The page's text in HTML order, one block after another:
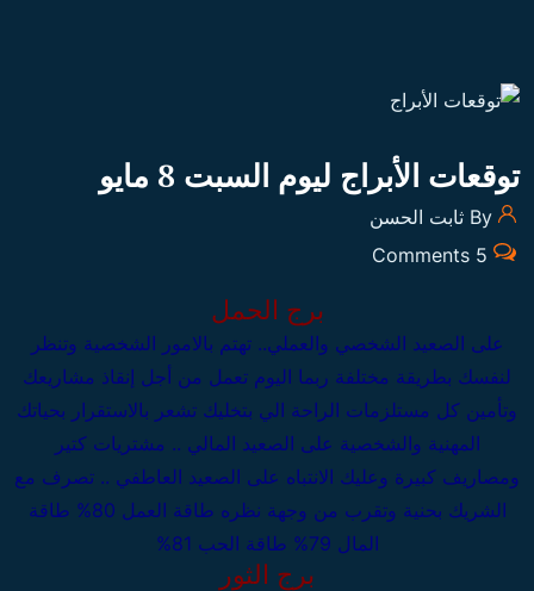
توقعات الأبراج ليوم السبت 8 مايو
5 Comments
برج الحمل
على الصعيد الشخصي والعملي.. تهتم بالامور الشخصية وتنظر
لنفسك بطريقة مختلفة ربما اليوم تعمل من أجل إنقاذ مشاريعك
وتأمين كل مستلزمات الراحة الي بتخليك تشعر بالاستقرار بحياتك
المهنية والشخصية على الصعيد المالي .. مشتريات كتير
ومصاريف كبيرة وعليك الانتباه على الصعيد العاطفي .. تصرف مع
الشريك بحنية وتقرب من وجهة نظره طاقة العمل 80%
طاقة
المال 79%
طاقة الحب 81%
برج الثور